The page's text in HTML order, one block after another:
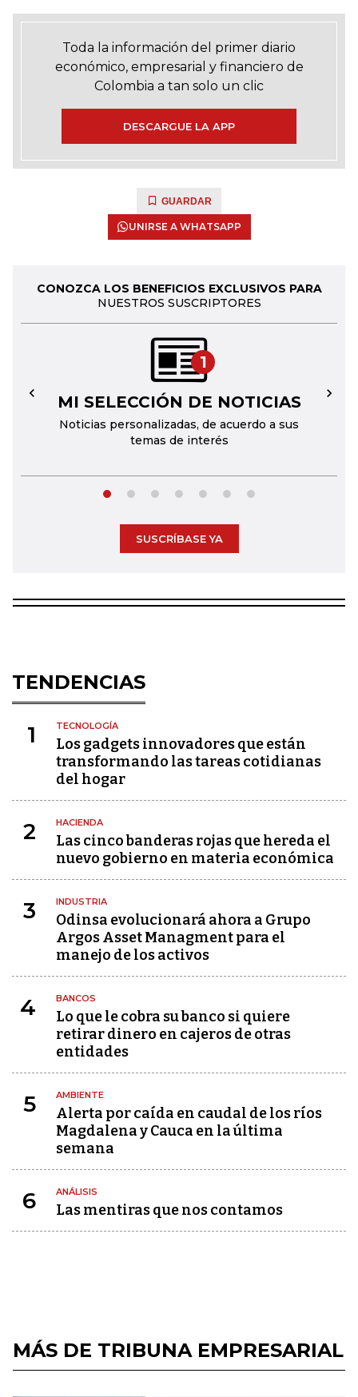
Toda la información del primer diario
económico, empresarial y financiero de
Colombia a tan solo un clic
DESCARGUE LA APP
GUARDAR
UNIRSE A WHATSAPP
CONOZCA LOS BENEFICIOS EXCLUSIVOS PARA
NUESTROS SUSCRIPTORES
1
MI SELECCIÓN DE NOTICIAS
Noticias personalizadas, de acuerdo a sus
temas de interés
← →
SUSCRÍBASE YA
TENDENCIAS
1 TECNOLOGÍA
Los gadgets innovadores que están
transformando las tareas cotidianas
del hogar
2 HACIENDA
Las cinco banderas rojas que hereda el
nuevo gobierno en materia económica
3 INDUSTRIA
Odinsa evolucionará ahora a Grupo
Argos Asset Managment para el
manejo de los activos
4 BANCOS
Lo que le cobra su banco si quiere
retirar dinero en cajeros de otras
entidades
5 AMBIENTE
Alerta por caída en caudal de los ríos
Magdalena y Cauca en la última
semana
6 ANÁLISIS
Las mentiras que nos contamos
MÁS DE TRIBUNA EMPRESARIAL